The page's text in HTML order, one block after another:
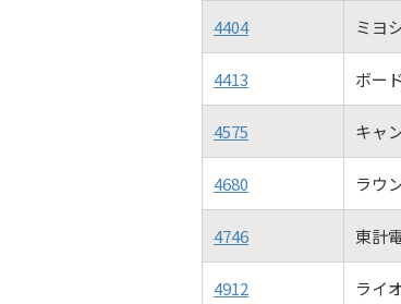
4404 ミヨ
4413 ボー
4575 キャ
4680 ラウ
4746 東計
4912 ライ